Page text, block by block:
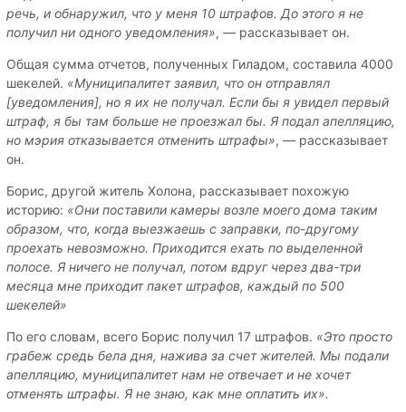
речь, и обнаружил, что у меня 10 штрафов. До этого я не
получил ни одного уведомления», — рассказывает он.
Общая сумма отчетов, полученных Гиладом, составила 4000
шекелей. «Муниципалитет заявил, что он отправлял
[уведомления], но я их не получал. Если бы я увидел первый
штраф, я бы там больше не проезжал бы. Я подал апелляцию,
но мэрия отказывается отменить штрафы», — рассказывает
он.
Борис, другой житель Холона, рассказывает похожую
историю: «Они поставили камеры возле моего дома таким
образом, что, когда выезжаешь с заправки, по-другому
проехать невозможно. Приходится ехать по выделенной
полосе. Я ничего не получал, потом вдруг через два-три
месяца мне приходит пакет штрафов, каждый по 500
шекелей»
По его словам, всего Борис получил 17 штрафов. «Это просто
грабеж средь бела дня, нажива за счет жителей. Мы подали
апелляцию, муниципалитет нам не отвечает и не хочет
отменять штрафы. Я не знаю, как мне оплатить их».